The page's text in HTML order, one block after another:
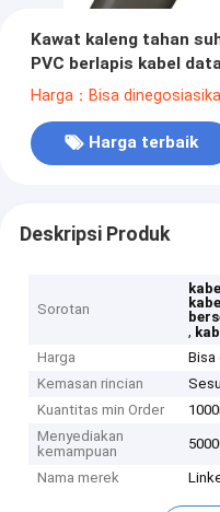
Kawat kaleng tahan
PVC berlapis kabel
Harga：Bisa
Harga terbaik
Deskripsi Produk
Sorotan
,
Harga
Bisa
Kemasan rincian
Kuantitas min Order
Menyediakan
kemampuan
Nama merek